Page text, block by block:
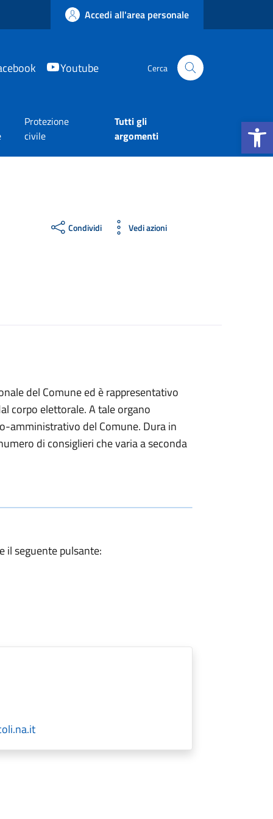
Apri la
Accedi all'area personale
Youtube Cerca
Protezione
civile
Tutti gli
argomenti
Condividi Vedi azioni
del Comune ed è rappresentativo
corpo elettorale. A tale organo
amministrativo del Comune. Dura in
di consiglieri che varia a seconda
il seguente pulsante: